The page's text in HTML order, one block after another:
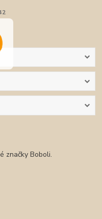
značky Boboli.